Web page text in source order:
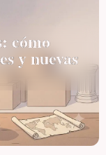
cómo
y nuevas